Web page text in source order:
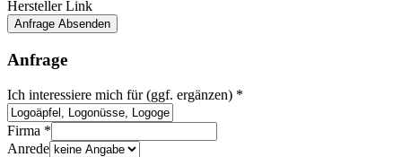
Hausnummer
sagen,
Anrede
Hersteller Link
Anfrage Absenden
Anfrage
Sie
Postleitzahl
Checkboxen
Ich interessiere mich für (ggf. ergänzen) *
Firma *
Anrede